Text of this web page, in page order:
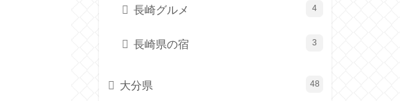
長崎グルメ 4
長崎県の宿 3
大分県 48